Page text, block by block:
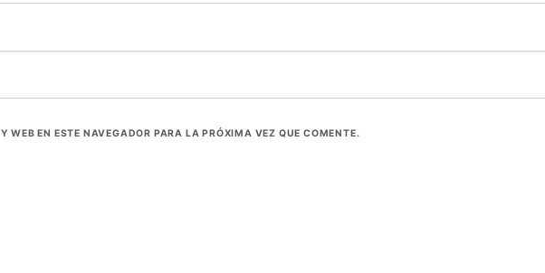
WEB EN ESTE NAVEGADOR PARA LA PRÓXIMA VEZ QUE COMENTE.